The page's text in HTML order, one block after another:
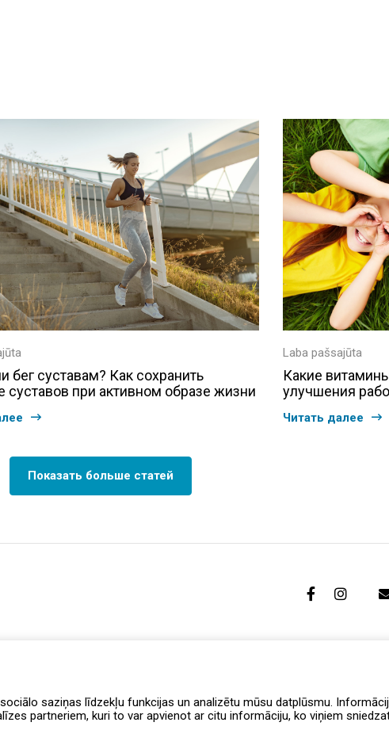
saziņas līdzekļu funkcijas un analizētu mūsu datplūsmu.
partneriem, kuri to var apvienot ar citu informāciju, ko viņiem
бег суставам? Как сохранить
суставов при активном образе жизни
Laba pašsajūta
Какие
улучшения
Читать далее
Показать больше статей